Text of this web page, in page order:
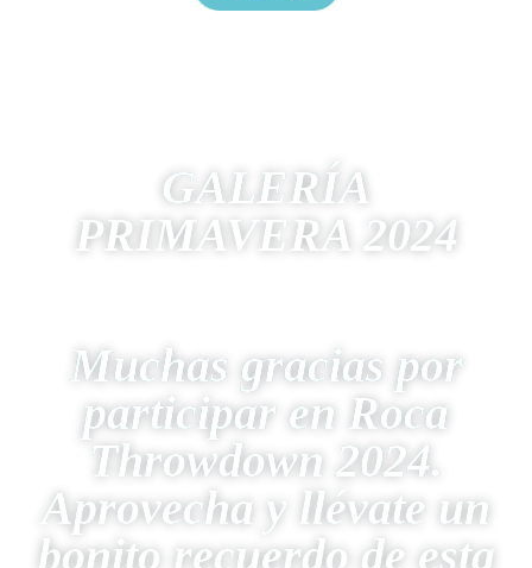
GALERÍA
PRIMAVERA 2024
Muchas gracias por
participar en Roca
Throwdown 2024.
Aprovecha y llévate un
bonito recuerdo de esta